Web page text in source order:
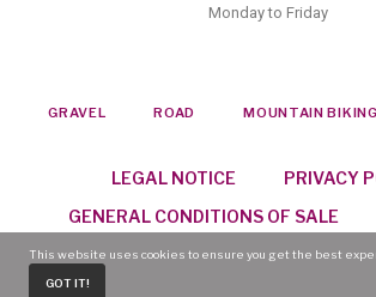
Monday to Friday
GRAVEL ROAD MOUNTAIN BIKING
LEGAL NOTICE
PRIVACY
GENERAL CONDITIONS OF SALE
This website uses cookies to ensure you get the best
GOT IT!